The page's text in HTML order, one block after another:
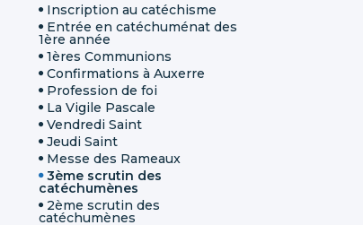
Inscription au catéchisme
Entrée en catéchuménat des
1ère année
1ères Communions
Confirmations à Auxerre
Profession de foi
La Vigile Pascale
Vendredi Saint
Jeudi Saint
Messe des Rameaux
3ème scrutin des
catéchumènes
2ème scrutin des
catéchumènes